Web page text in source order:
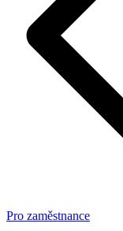
Pro zaměstnance